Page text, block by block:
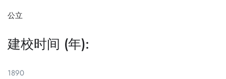
公立
建校时间 (年):
1890